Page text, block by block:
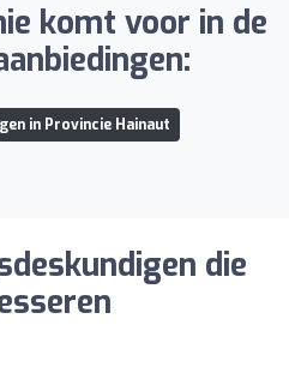
komt voor in de
in Provincie Hainaut
die